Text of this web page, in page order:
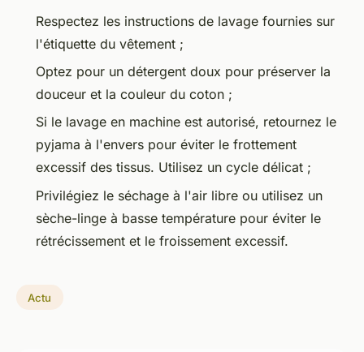
Respectez les instructions de lavage fournies sur
l'étiquette du vêtement ;
Optez pour un détergent doux pour préserver la
douceur et la couleur du coton ;
Si le lavage en machine est autorisé, retournez le
pyjama à l'envers pour éviter le frottement
excessif des tissus. Utilisez un cycle délicat ;
Privilégiez le séchage à l'air libre ou utilisez un
sèche-linge à basse température pour éviter le
rétrécissement et le froissement excessif.
Actu